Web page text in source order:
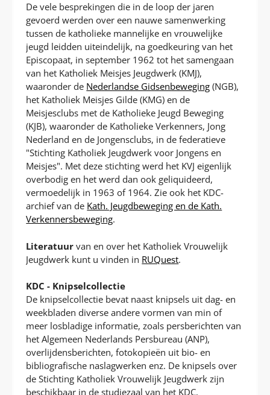
De vele besprekingen die in de loop der jaren
gevoerd werden over een nauwe samenwerking
tussen de katholieke mannelijke en vrouwelijke
jeugd leidden uiteindelijk, na goedkeuring van het
Episcopaat, in september 1962 tot het samengaan
van het Katholiek Meisjes Jeugdwerk (KMJ),
waaronder de Nederlandse Gidsenbeweging (NGB),
het Katholiek Meisjes Gilde (KMG) en de
Meisjesclubs met de Katholieke Jeugd Beweging
(KJB), waaronder de Katholieke Verkenners, Jong
Nederland en de Jongensclubs, in de federatieve
"Stichting Katholiek Jeugdwerk voor Jongens en
Meisjes". Met deze stichting werd het KVJ eigenlijk
overbodig en het werd dan ook geliquideerd,
vermoedelijk in 1963 of 1964. Zie ook het KDC-
archief van de Kath. Jeugdbeweging en de Kath.
Verkennersbeweging.
Literatuur van en over het Katholiek Vrouwelijk
Jeugdwerk kunt u vinden in RUQuest.
KDC - Knipselcollectie
De knipselcollectie bevat naast knipsels uit dag- en
weekbladen diverse andere vormen van min of
meer losbladige informatie, zoals persberichten van
het Algemeen Nederlands Persbureau (ANP),
overlijdensberichten, fotokopieën uit bio- en
bibliografische naslagwerken enz. De knipsels over
de Stichting Katholiek Vrouwelijk Jeugdwerk zijn
beschikbaar in de studiezaal van het KDC.